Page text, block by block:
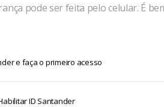
pode ser feita pelo celular. É
e faça o primeiro acesso
ID Santander